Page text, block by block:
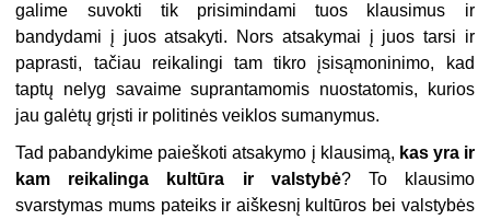
galime suvokti tik prisimindami tuos klausimus ir
bandydami į juos atsakyti. Nors atsakymai į juos tarsi ir
paprasti, tačiau reikalingi tam tikro įsisąmoninimo, kad
taptų nelyg savaime suprantamomis nuostatomis, kurios
jau galėtų grįsti ir politinės veiklos sumanymus.
Tad pabandykime paieškoti atsakymo į klausimą, kas yra ir
kam reikalinga kultūra ir valstybė? To klausimo
svarstymas mums pateiks ir aiškesnį kultūros bei valstybės